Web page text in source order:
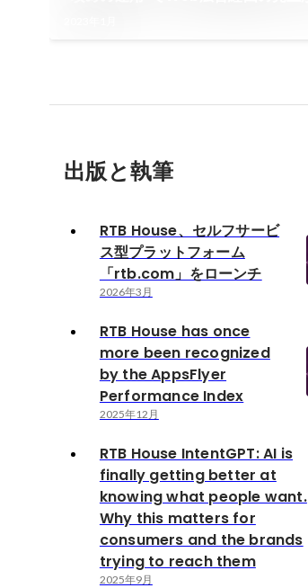
出版と執筆
RTB House、セルフサービ
ス型プラットフォーム
「rtb.com」をローンチ
2026年3月
RTB House has once
more been recognized
by the AppsFlyer
Performance Index
2025年12月
RTB House IntentGPT: AI is
finally getting better at
knowing what people want.
Why this matters for
consumers and the brands
trying to reach them
2025年9月